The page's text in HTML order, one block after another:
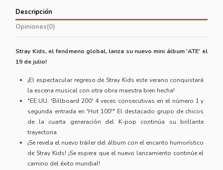
Descripción
Opiniones(0)
Stray Kids, el fenómeno global, lanza su nuevo mini álbum 'ATE' el
19 de julio!
¡El espectacular regreso de Stray Kids este verano conquistará
la escena musical con otra obra maestra bien hecha!
"EE.UU. 'Billboard 200' 4 veces consecutivas en el número 1 y
segunda entrada en 'Hot 100'" El destacado grupo de chicos
de la cuarta generación del K-pop continúa su brillante
trayectoria
¡Se revela el nuevo tráiler del álbum con el encanto humorístico
de Stray Kids! ¡Se espera que el nuevo lanzamiento continúe el
camino del éxito mundial!